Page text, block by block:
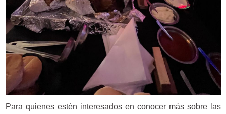
Para quienes estén interesados en conocer más sobre las